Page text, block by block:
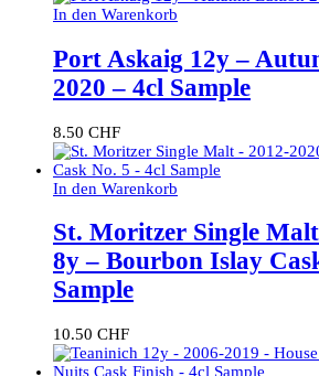
In den Warenkorb
Port Askaig 12y –
2020 – 4cl Sample
8.50 CHF
In den Warenkorb
St. Moritzer Single
8y – Bourbon Islay
Sample
10.50 CHF